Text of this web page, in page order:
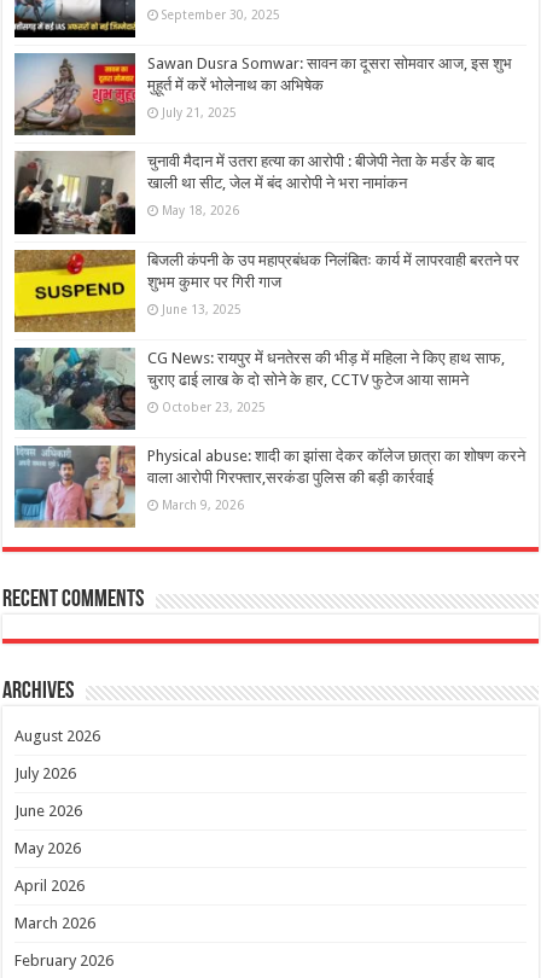
September 30, 2025
Sawan Dusra Somwar: सावन का दूसरा सोमवार आज, इस शुभ
मुहूर्त में करें भोलेनाथ का अभिषेक
July 21, 2025
चुनावी मैदान में उतरा हत्या का आरोपी : बीजेपी नेता के मर्डर के बाद
खाली था सीट, जेल में बंद आरोपी ने भरा नामांकन
May 18, 2026
बिजली कंपनी के उप महाप्रबंधक निलंबितः कार्य में लापरवाही बरतने पर
शुभम कुमार पर गिरी गाज
June 13, 2025
CG News: रायपुर में धनतेरस की भीड़ में महिला ने किए हाथ साफ,
चुराए ढाई लाख के दो सोने के हार, CCTV फुटेज आया सामने
October 23, 2025
Physical abuse: शादी का झांसा देकर कॉलेज छात्रा का शोषण करने
वाला आरोपी गिरफ्तार,सरकंडा पुलिस की बड़ी कार्रवाई
March 9, 2026
Recent Comments
Archives
August 2026
July 2026
June 2026
May 2026
April 2026
March 2026
February 2026